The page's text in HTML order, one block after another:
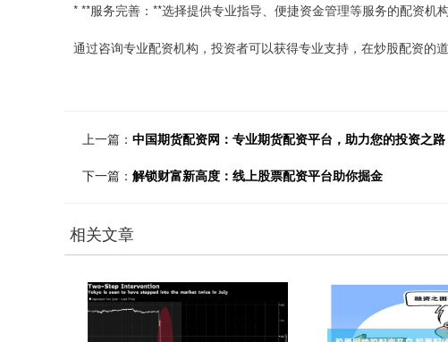
* **服务完善：**选择提供专业指导、便捷资金管理等服务的配资机构
通过咨询专业配资机构，投资者可以获得专业支持，在炒股配资的
上一篇： 中国期货配资网：专业期货配资平台，助力您的投资之路
下一篇： 解锁财富新高度：线上股票配资平台助你掘金
相关文章